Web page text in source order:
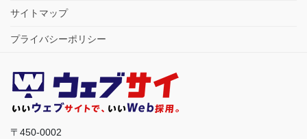
サイトマップ
プライバシーポリシー
〒450-0002